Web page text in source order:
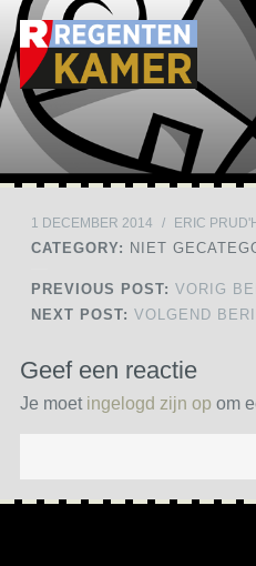
Skip to content
1 DECEMBER 2014 / ERIC
CATEGORY: NIET
PREVIOUS POST: VORIG
NEXT POST: VOLGEND
Geef een reactie
Je moet ingelogd zijn op om